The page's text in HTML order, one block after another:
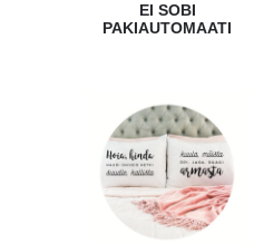
EI SOBI
PAKIAUTOMAATI